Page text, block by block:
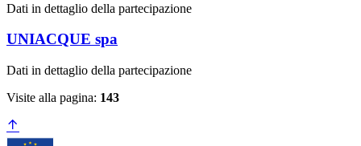
Dati in dettaglio della partecipazione
UNIACQUE spa
Dati in dettaglio della partecipazione
Visite alla pagina: 143